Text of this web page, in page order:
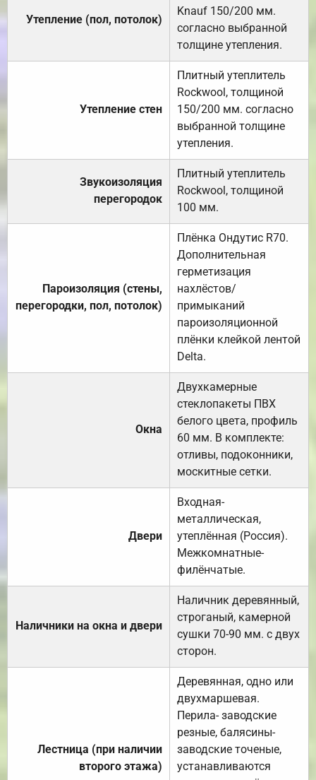
Утепление (пол, потолок)
Knauf 150/200 мм.
согласно выбранной
толщине утепления.
Утепление стен
Плитный утеплитель
Rockwool, толщиной
150/200 мм. согласно
выбранной толщине
утепления.
Звукоизоляция
перегородок
Плитный утеплитель
Rockwool, толщиной
100 мм.
Пароизоляция (стены,
перегородки, пол, потолок)
Плёнка Ондутис R70.
Дополнительная
герметизация
нахлёстов/
примыканий
пароизоляционной
плёнки клейкой лентой
Delta.
Окна
Двухкамерные
стеклопакеты ПВХ
белого цвета, профиль
60 мм. В комплекте:
отливы, подоконники,
москитные сетки.
Двери
Входная-
металлическая,
утеплённая (Россия).
Межкомнатные-
филёнчатые.
Наличники на окна и двери
Наличник деревянный,
строганый, камерной
сушки 70-90 мм. с двух
сторон.
Лестница (при наличии
второго этажа)
Деревянная, одно или
двухмаршевая.
Перила- заводские
резные, балясины-
заводские точеные,
устанавливаются